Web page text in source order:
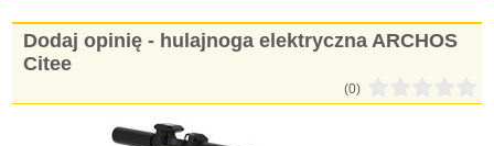
Dodaj opinię - hulajnoga elektryczna ARCHOS
Citee
(0)